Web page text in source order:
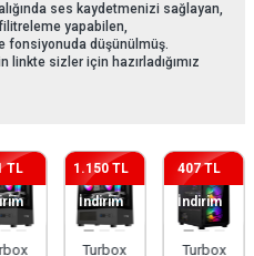
ses kaydetmenizi sağlayan,
yapabilen,
fonsiyonuda düşünülmüş.
linkte sizler için hazırladığımız
TL 1.150 TL
İndirim
Turbox
407 TL
İndirim
Turbox